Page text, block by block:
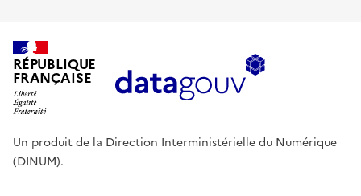
RÉPUBLIQUE
FRANÇAISE
Un produit de la Direction Interministérielle du Numérique
(DINUM).